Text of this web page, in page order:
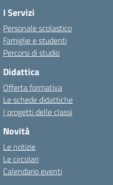
I Servizi
Personale scolastico
Famiglie e studenti
Percorsi di studio
Didattica
Offerta formativa
Le schede didattiche
I progetti delle classi
Novità
Le notizie
Le circolari
Calendario eventi